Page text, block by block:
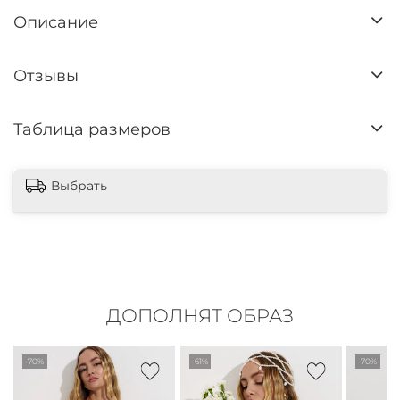
Описание
Отзывы
Таблица размеров
Выбрать
ДОПОЛНЯТ ОБРАЗ
-70% -61% -70%